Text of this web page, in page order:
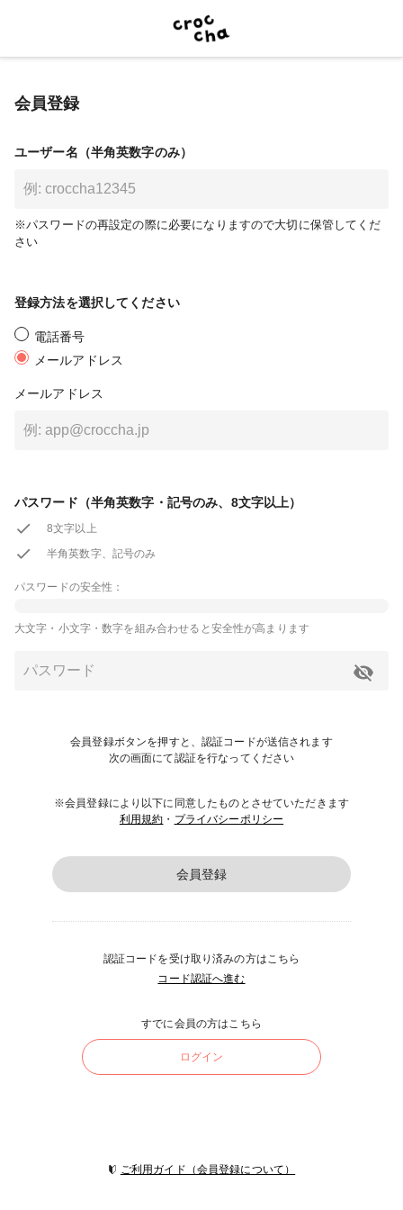
会員登録
ユーザー名（半角英数字のみ）
※パスワードの再設定の際に必要になりますので大切に保管してくだ
さい
登録方法を選択してください
電話番号
メールアドレス
メールアドレス
パスワード（半角英数字・記号のみ、8文字以上）
8文字以上
半角英数字、記号のみ
パスワードの安全性：
大文字・小文字・数字を組み合わせると安全性が高まります
会員登録ボタンを押すと、認証コードが送信されます
次の画面にて認証を行なってください
※会員登録により以下に同意したものとさせていただきます
利用規約 ・ プライバシーポリシー
会員登録
認証コードを受け取り済みの方はこちら
コード認証へ進む
すでに会員の方はこちら
ログイン
ご利用ガイド（会員登録について）